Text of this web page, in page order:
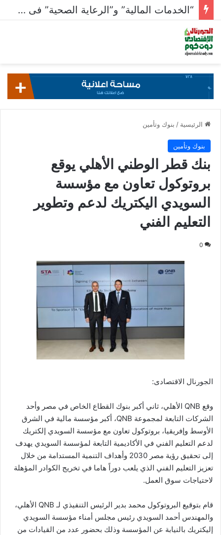
“الخدمات المالية” و”الرعاية الصحية” فى صدارة القطاعات الأنشط بالبورصة بـ 23.5 مليار جنيه
الرئيسية / بنوك وتأمين
بنوك وتأمين
بنك قطر الوطني الأهلي يوقع
بروتوكول تعاون مع مؤسسة
السويدي اليكتريك لدعم وتطوير
التعليم الفني
0
الجورنال الاقتصادى:
وقع QNB الأهلي، ثاني أكبر بنوك القطاع الخاص في مصر وأحد
الشركات التابعة لمجموعة QNB، أكبر مؤسسة مالية في الشرق
الأوسط وإفريقيا، بروتوكول تعاون مع مؤسسة السويدي إلكتريك
لدعم التعليم الفني في الأكاديمية التابعة لمؤسسة السويدي يهدف
إلى تحقيق رؤية مصر 2030 وأهداف التنمية المستدامة من خلال
تعزيز التعليم الفني الذي يلعب دوراً هاما في تخريج الكوادر المؤهلة
لاحتياجات سوق العمل.
قام بتوقيع البروتوكول محمد بدير الرئيس التنفيذي لـ QNB الأهلي،
والمهندس أحمد السويدي رئيس مجلس أمناء مؤسسة السويدي
إليكتريك بالنيابة عن المؤسسة وذلك بحضور عدد من القيادات من